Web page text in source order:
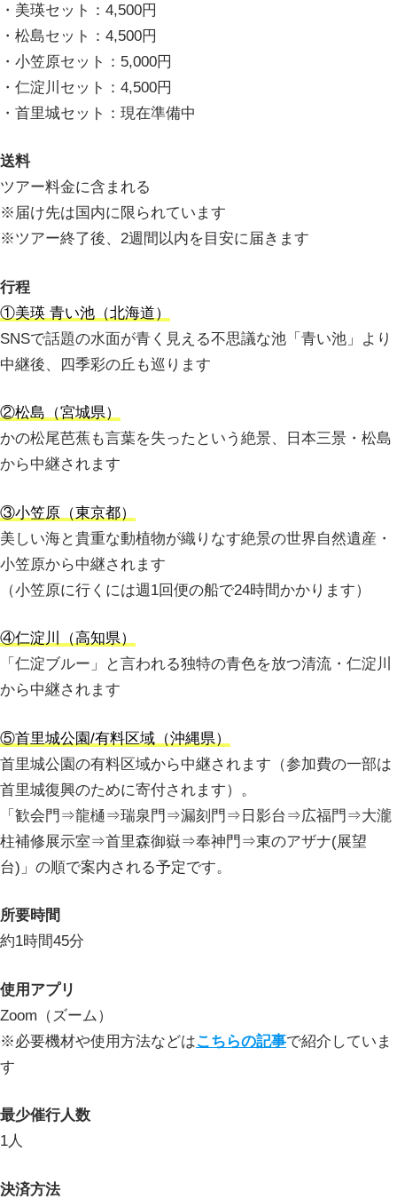
・美瑛セット：4,500円
・松島セット：4,500円
・小笠原セット：5,000円
・仁淀川セット：4,500円
・首里城セット：現在準備中
送料
ツアー料金に含まれる
※届け先は国内に限られています
※ツアー終了後、2週間以内を目安に届きます
行程
①美瑛 青い池（北海道）
SNSで話題の水面が青く見える不思議な池「青い池」より
中継後、四季彩の丘も巡ります
②松島（宮城県）
かの松尾芭蕉も言葉を失ったという絶景、日本三景・松島
から中継されます
③小笠原（東京都）
美しい海と貴重な動植物が織りなす絶景の世界自然遺産・
小笠原から中継されます
（小笠原に行くには週1回便の船で24時間かかります）
④仁淀川（高知県）
「仁淀ブルー」と言われる独特の青色を放つ清流・仁淀川
から中継されます
⑤首里城公園/有料区域（沖縄県）
首里城公園の有料区域から中継されます（参加費の一部は
首里城復興のために寄付されます）。
「歓会門⇒龍樋⇒瑞泉門⇒漏刻門⇒日影台⇒広福門⇒大瀧
柱補修展示室⇒首里森御嶽⇒奉神門⇒東のアザナ(展望
台)」の順で案内される予定です。
所要時間
約1時間45分
使用アプリ
Zoom（ズーム）
※必要機材や使用方法などはこちらの記事で紹介していま
す
最少催行人数
1人
決済方法